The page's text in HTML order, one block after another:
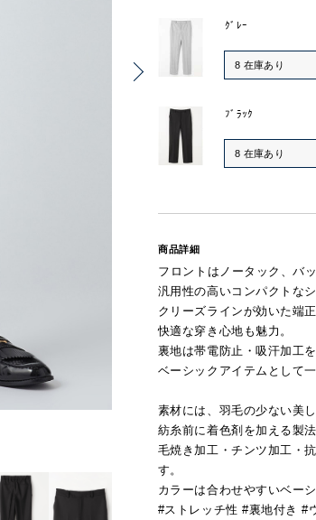
ｸﾞﾚｰ
8 在庫あり
ﾌﾞﾗｯｸ
8 在庫あり
商品詳細
フロントはノータック、バ
汎用性の高いコンパクトな
クリーズラインが効いた端
快適な穿き心地も魅力。
裏地は帯電防止・吸汗加工
ベーシックアイテムとして
素材には、羽毛の少ない美
紡糸前に着色剤を加える製
毛焼き加工・チンツ加工・
す。
カラーは合わせやすいベー
#ストレッチ性 #裏地付き #